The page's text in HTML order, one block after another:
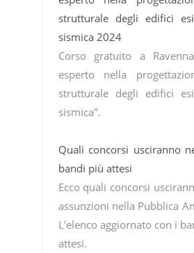
strutturale degli edifici
sismica 2024
Corso gratuito a
esperto nella
strutturale degli edifici
sismica".
Quali concorsi usciranno
bandi più attesi
Ecco quali concorsi
assunzioni nella Pubblica
L'elenco aggiornato con i
attesi.